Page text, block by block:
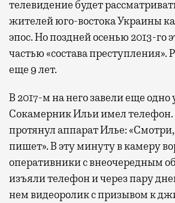
телевидение будет
жителей юго-востока Украины
эпос. Но поздней осенью 2013-го
частью «состава преступления».
еще 9 лет.
В 2017-м на него завели еще одно
Сокамерник Ильи имел
протянул аппарат Илье:
пишет». В эту минуту в камеру
оперативники с внеочередным
изъяли телефон и через пару
нем видеоролик с призывом к